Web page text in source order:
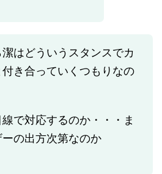
潔はどういうスタンスでカ
付き合っていくつもりなの
で対応するのか・・・ま
ーの出方次第なのか